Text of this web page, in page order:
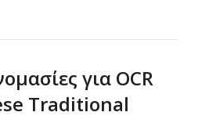
για OCR
Traditional